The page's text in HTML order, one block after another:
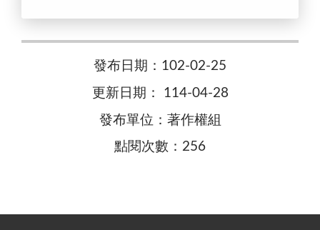
發布日期：102-02-25
更新日期： 114-04-28
發布單位：著作權組
點閱次數：256